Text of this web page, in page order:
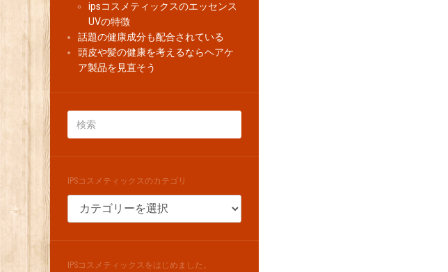
ipsコスメティックスのエッセンス
UVの特徴
話題の健康成分も配合されている
頭皮や髪の健康を考えるならヘアケ
ア製品を見直そう
IPSコスメティックスのカテゴリ
テIPSコスメティックスをはじめました。